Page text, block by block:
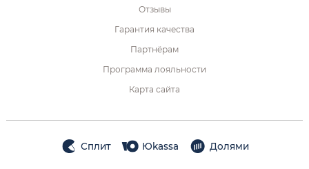
Отзывы
Гарантия качества
Партнёрам
Программа лояльности
Карта сайта
Сплит Юkassa Долями